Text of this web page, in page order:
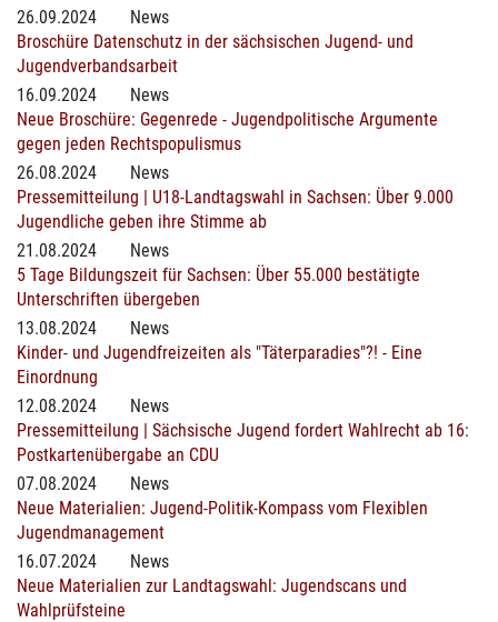
26.09.2024
News
Broschüre Datenschutz in der sächsischen Jugend- und
Jugendverbandsarbeit
16.09.2024
News
Neue Broschüre: Gegenrede - Jugendpolitische Argumente
gegen jeden Rechtspopulismus
26.08.2024
News
Pressemitteilung | U18-Landtagswahl in Sachsen: Über 9.000
Jugendliche geben ihre Stimme ab
21.08.2024
News
5 Tage Bildungszeit für Sachsen: Über 55.000 bestätigte
Unterschriften übergeben
13.08.2024
News
Kinder- und Jugendfreizeiten als "Täterparadies"?! - Eine
Einordnung
12.08.2024
News
Pressemitteilung | Sächsische Jugend fordert Wahlrecht ab 16:
Postkartenübergabe an CDU
07.08.2024
News
Neue Materialien: Jugend-Politik-Kompass vom Flexiblen
Jugendmanagement
16.07.2024
News
Neue Materialien zur Landtagswahl: Jugendscans und
Wahlprüfsteine